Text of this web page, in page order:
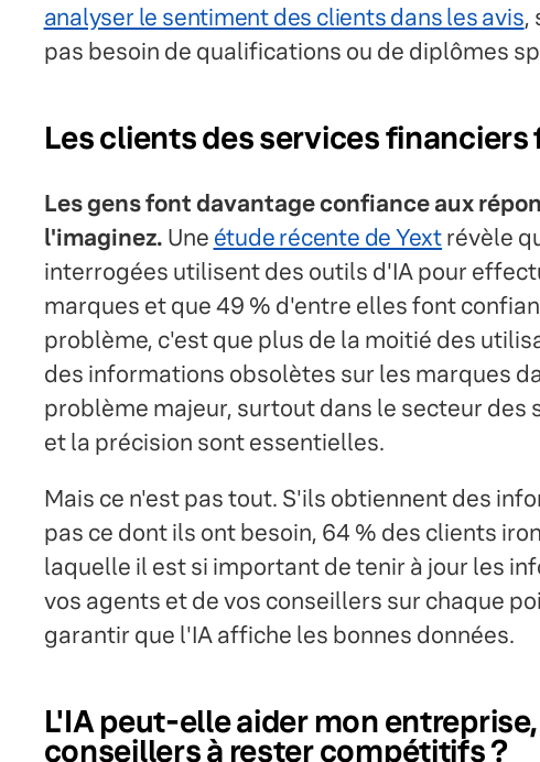
analyser le sentiment des clients dans les avis,
pas besoin de qualifications ou de diplômes
Les clients des services
Les gens font davantage confiance aux
l'imaginez. Une étude récente de Yextrévèle
interrogées utilisent des outils d'IA pour
marques et que 49 % d'entre elles font
problème, c'est que plus de la moitié des
des informations obsolètes sur les marques
problème majeur, surtout dans le secteur des
et la précision sont essentielles.
Mais ce n'est pas tout. S'ils obtiennent des
pas ce dont ils ont besoin, 64 % des clients
laquelle il est si important de tenir à jour les
vos agents et de vos conseillers sur chaque
garantir que l'IA affiche les bonnes données.
L'IA peut-elle aider mon
conseillers à rester compétitifs ?